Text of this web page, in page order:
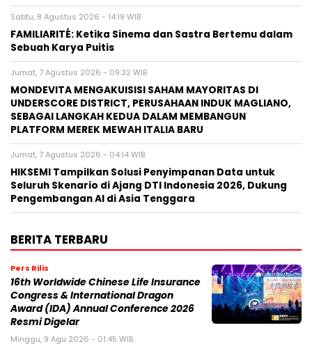
Sabtu, 8 Agustus 2026 - 14:19 WIB
FAMILIARITÉ: Ketika Sinema dan Sastra Bertemu dalam
Sebuah Karya Puitis
Jumat, 7 Agustus 2026 - 09:32 WIB
MONDEVITA MENGAKUISISI SAHAM MAYORITAS DI
UNDERSCORE DISTRICT, PERUSAHAAN INDUK MAGLIANO,
SEBAGAI LANGKAH KEDUA DALAM MEMBANGUN
PLATFORM MEREK MEWAH ITALIA BARU
Jumat, 7 Agustus 2026 - 04:14 WIB
HIKSEMI Tampilkan Solusi Penyimpanan Data untuk
Seluruh Skenario di Ajang DTI Indonesia 2026, Dukung
Pengembangan AI di Asia Tenggara
BERITA TERBARU
Pers Rilis
16th Worldwide Chinese Life Insurance
Congress & International Dragon
Award (IDA) Annual Conference 2026
Resmi Digelar
Minggu, 9 Agu 2026 - 01:45 WIB